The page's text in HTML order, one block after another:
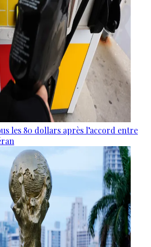
les 80 dollars après l’accord entre